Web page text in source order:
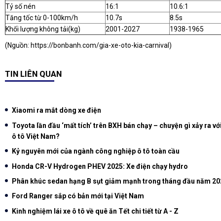
Tỷ số nén
16:1
10.6:1
Tăng tốc từ 0-100km/h
10.7s
8.5s
Khối lượng không tải(kg)
2001-2027 1938-1965
(Nguồn: https://bonbanh.com/gia-xe-oto-kia-carnival)
TIN LIÊN QUAN
Xiaomi ra mắt dòng xe điện
Toyota lần đầu ‘mất tích’ trên BXH bán chạy – chuyện gì xảy ra
ô tô Việt Nam?
Kỷ nguyên mới của ngành công nghiệp ô tô toàn cầu
Honda CR-V Hydrogen PHEV 2025: Xe điện chạy hydro
Phân khúc sedan hạng B sụt giảm mạnh trong tháng đầu năm
Ford Ranger sắp có bản mới tại Việt Nam
Kinh nghiệm lái xe ô tô về quê ăn Tết chi tiết từ A - Z